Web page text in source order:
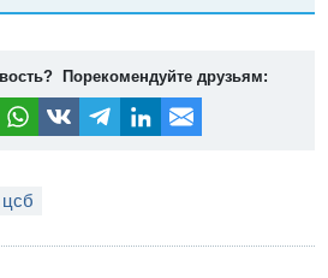
Порекомендуйте друзьям:
цсб